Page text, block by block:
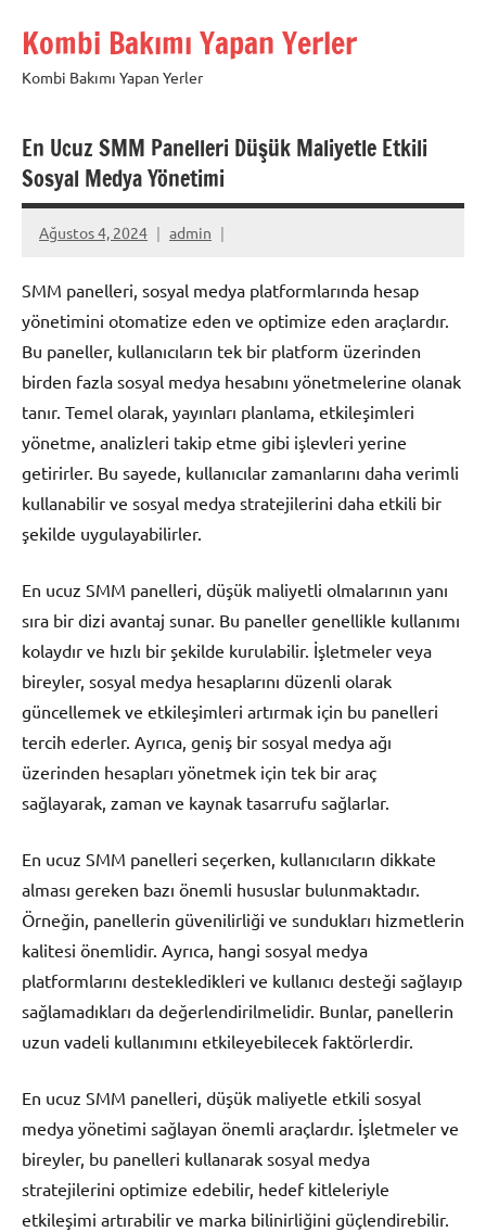
Kombi Bakımı Yapan Yerler
Kombi Bakımı Yapan Yerler
En Ucuz SMM Panelleri Düşük Maliyetle Etkili
Sosyal Medya Yönetimi
Ağustos 4, 2024 admin
SMM panelleri, sosyal medya platformlarında hesap
yönetimini otomatize eden ve optimize eden araçlardır.
Bu paneller, kullanıcıların tek bir platform üzerinden
birden fazla sosyal medya hesabını yönetmelerine olanak
tanır. Temel olarak, yayınları planlama, etkileşimleri
yönetme, analizleri takip etme gibi işlevleri yerine
getirirler. Bu sayede, kullanıcılar zamanlarını daha verimli
kullanabilir ve sosyal medya stratejilerini daha etkili bir
şekilde uygulayabilirler.
En ucuz SMM panelleri, düşük maliyetli olmalarının yanı
sıra bir dizi avantaj sunar. Bu paneller genellikle kullanımı
kolaydır ve hızlı bir şekilde kurulabilir. İşletmeler veya
bireyler, sosyal medya hesaplarını düzenli olarak
güncellemek ve etkileşimleri artırmak için bu panelleri
tercih ederler. Ayrıca, geniş bir sosyal medya ağı
üzerinden hesapları yönetmek için tek bir araç
sağlayarak, zaman ve kaynak tasarrufu sağlarlar.
En ucuz SMM panelleri seçerken, kullanıcıların dikkate
alması gereken bazı önemli hususlar bulunmaktadır.
Örneğin, panellerin güvenilirliği ve sundukları hizmetlerin
kalitesi önemlidir. Ayrıca, hangi sosyal medya
platformlarını destekledikleri ve kullanıcı desteği sağlayıp
sağlamadıkları da değerlendirilmelidir. Bunlar, panellerin
uzun vadeli kullanımını etkileyebilecek faktörlerdir.
En ucuz SMM panelleri, düşük maliyetle etkili sosyal
medya yönetimi sağlayan önemli araçlardır. İşletmeler ve
bireyler, bu panelleri kullanarak sosyal medya
stratejilerini optimize edebilir, hedef kitleleriyle
etkileşimi artırabilir ve marka bilinirliğini güçlendirebilir.